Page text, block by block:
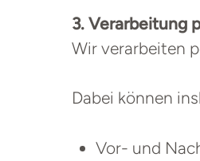
3. Verarbeitung
Wir verarbeiten
Dabei können
Vor- und